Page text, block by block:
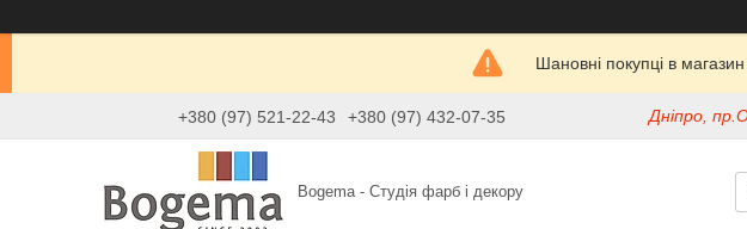
Шановні покупці в
+380 (97) 521-22-43 +380 (97) 432-07-35 Дніпро,
Bogema - Студія фарб і декору